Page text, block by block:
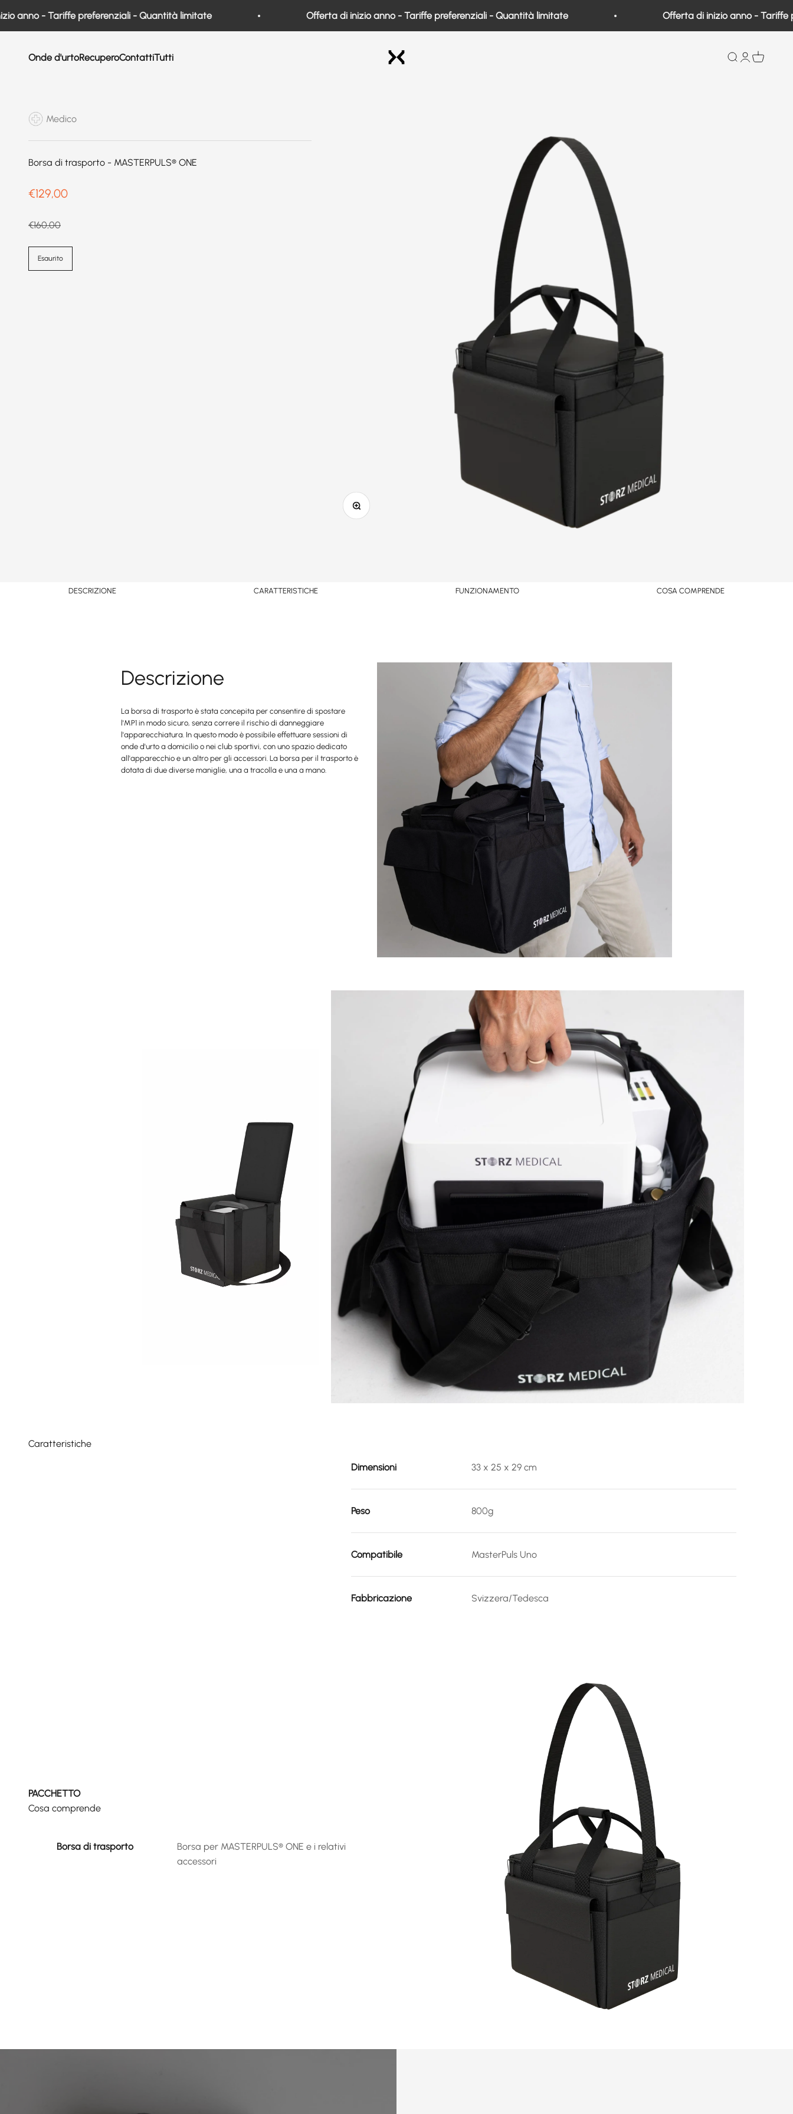
- Tariffe preferenziali - Quantità limitate Offerta di inizio anno - Tariffe preferenziali - Quantità limitate Offerta di inizio anno - Tariffe
Onde d'urtoRecuperoContattiTutti Exo Medical RicercaAprire un
Medico
Borsa di trasporto - MASTERPULS® ONE
Prix de vente
€129,00
Prix normal
€160,00
Esaurito
Ingrandire l'immagine
DESCRIZIONE CARATTERISTICHE FUNZIONAMENTO COSA COMPRENDE
Descrizione
La borsa di trasporto è stata concepita per consentire di spostare
l'MP1 in modo sicuro, senza correre il rischio di danneggiare
l'apparecchiatura. In questo modo è possibile effettuare sessioni di
onde d'urto a domicilio o nei club sportivi, con uno spazio dedicato
all'apparecchio e un altro per gli accessori. La borsa per il trasporto è
dotata di due diverse maniglie, una a tracolla e una a mano.
Caratteristiche
Dimensioni 33 x 25 x 29 cm
Peso 800g
Compatibile MasterPuls Uno
Fabbricazione Svizzera/Tedesca
PACCHETTO
Cosa comprende
Borsa di trasporto
Borsa per MASTERPULS® ONE e i relativi
accessori